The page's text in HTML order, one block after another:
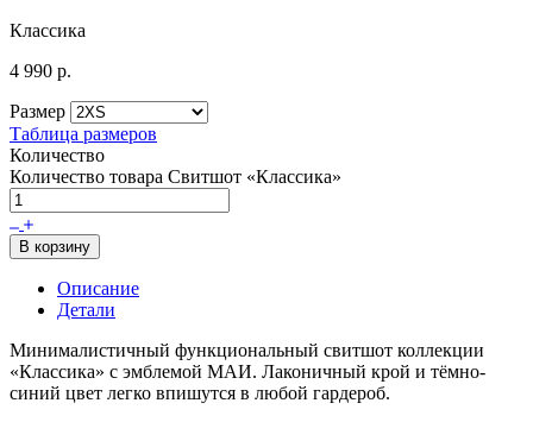
Классика
4 990 р.
Размер
Таблица размеров
Количество
Количество товара Свитшот «Классика»
В корзину
Описание
Детали
Минималистичный функциональный свитшот коллекции
«Классика» с эмблемой МАИ. Лаконичный крой и тёмно-
синий цвет легко впишутся в любой гардероб.